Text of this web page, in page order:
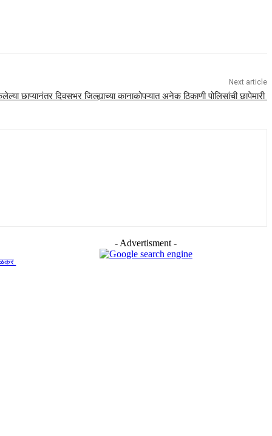
Next article
छाप्यानंतर दिवसभर जिल्ह्याच्या कानाकोपऱ्यात अनेक ठिकाणी पोलिसांची छापेमारी
- Advertisment -